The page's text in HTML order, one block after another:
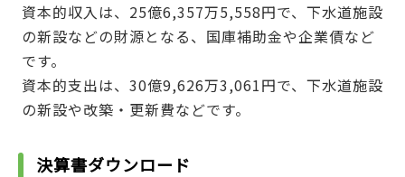
資本的収入は、25億6,357万5,558円で、下水道施設
の新設などの財源となる、国庫補助金や企業債など
です。
資本的支出は、30億9,626万3,061円で、下水道施設
の新設や改築・更新費などです。
決算書ダウンロード